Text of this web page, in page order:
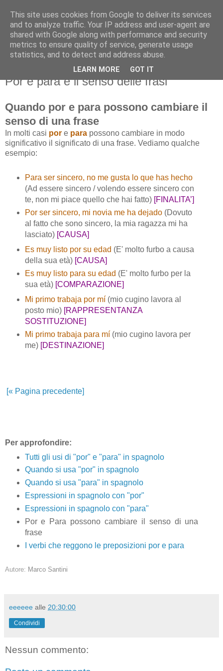
martedì 23 aprile 2013
Por e para e il senso delle frasi
Quando por e para possono cambiare il
senso di una frase
In molti casi por e para possono cambiare in modo
significativo il significato di una frase. Vediamo qualche
esempio:
Para ser sincero, no me gusta lo que has hecho
(Ad essere sincero / volendo essere sincero con
te, non mi piace quello che hai fatto) [FINALITA’]
Por ser sincero, mi novia me ha dejado(Dovuto
al fatto che sono sincero, la mia ragazza mi ha
lasciato) [CAUSA]
Es muy listo por su edad (E' molto furbo a causa
della sua età) [CAUSA]
Es muy listo para su edad (E' molto furbo per la
sua età) [COMPARAZIONE]
Mi primo trabaja por mí(mio cugino lavora al
posto mio) [RAPPRESENTANZA
SOSTITUZIONE]
Mi primo trabaja para mí(mio cugino lavora per
me)[DESTINAZIONE]
[« Pagina precedente]
Per approfondire:
Tutti gli usi di "por" e "para" in spagnolo
Quando si usa "por" in spagnolo
Quando si usa "para" in spagnolo
Espressioni in spagnolo con "por"
Espressioni in spagnolo con "para"
Por e Para possono cambiare il senso di una
frase
I verbi che reggono le preposizioni por e para
Autore: Marco Santini
eeeeee alle 20:30:00
Condividi
Nessun commento:
This site uses cookies from Google to deliver its services
and to analyze traffic. Your IP address and user-agent are
shared with Google along with performance and security
metrics to ensure quality of service, generate usage
statistics, and to detect and address abuse.
LEARN MORE GOT IT